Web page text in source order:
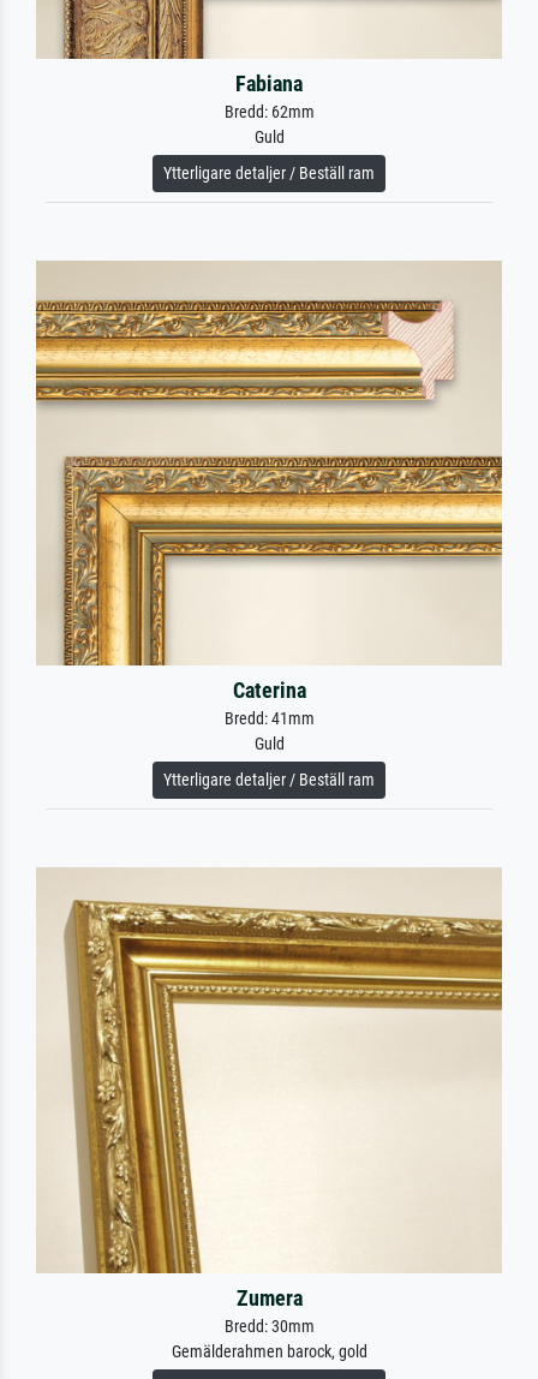
Fabiana
Bredd: 62mm
Guld
Ytterligare detaljer / Beställ ram
Caterina
Bredd: 41mm
Guld
Ytterligare detaljer / Beställ ram
Zumera
Bredd: 30mm
Gemälderahmen barock, gold